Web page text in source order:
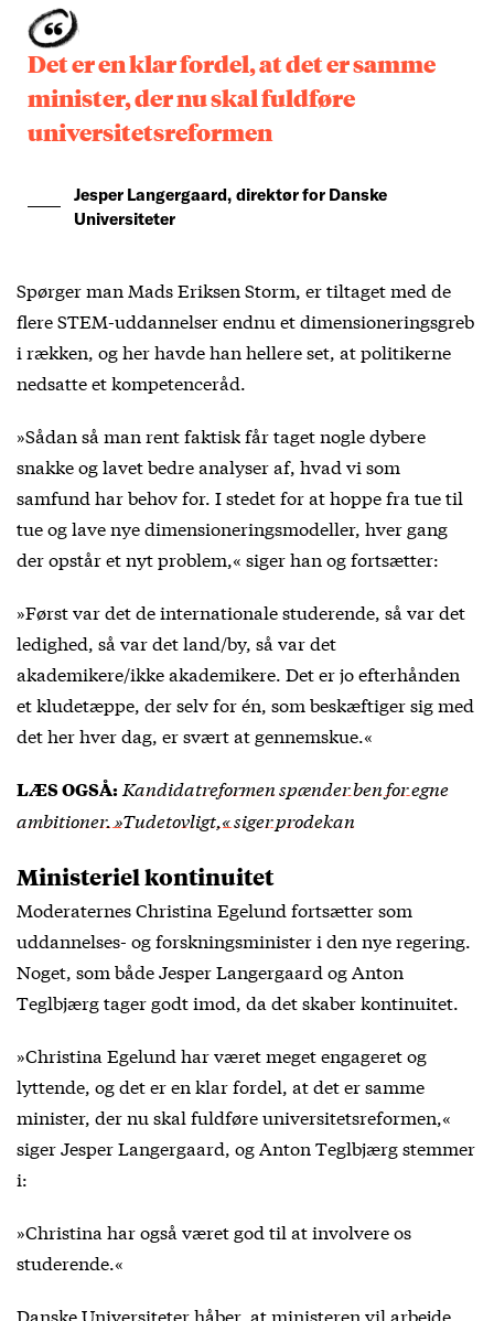
Det er en klar fordel, at det er samme
minister, der nu skal fuldføre
universitetsreformen
Jesper Langergaard, direktør for Danske
Universiteter
Spørger man Mads Eriksen Storm, er tiltaget med de
flere STEM-uddannelser endnu et dimensioneringsgreb
i rækken, og her havde han hellere set, at politikerne
nedsatte et kompetenceråd.
»Sådan så man rent faktisk får taget nogle dybere
snakke og lavet bedre analyser af, hvad vi som
samfund har behov for. I stedet for at hoppe fra tue til
tue og lave nye dimensioneringsmodeller, hver gang
der opstår et nyt problem,« siger han og fortsætter:
»Først var det de internationale studerende, så var det
ledighed, så var det land/by, så var det
akademikere/ikke akademikere. Det er jo efterhånden
et kludetæppe, der selv for én, som beskæftiger sig med
det her hver dag, er svært at gennemskue.«
LÆS OGSÅ: Kandidatreformen spænder ben for egne
ambitioner. »Tudetovligt,« siger prodekan
Ministeriel kontinuitet
Moderaternes Christina Egelund fortsætter som
uddannelses- og forskningsminister i den nye regering.
Noget, som både Jesper Langergaard og Anton
Teglbjærg tager godt imod, da det skaber kontinuitet.
»Christina Egelund har været meget engageret og
lyttende, og det er en klar fordel, at det er samme
minister, der nu skal fuldføre universitetsreformen,«
siger Jesper Langergaard, og Anton Teglbjærg stemmer
i:
»Christina har også været god til at involvere os
studerende.«
Danske Universiteter håber, at ministeren vil arbejde